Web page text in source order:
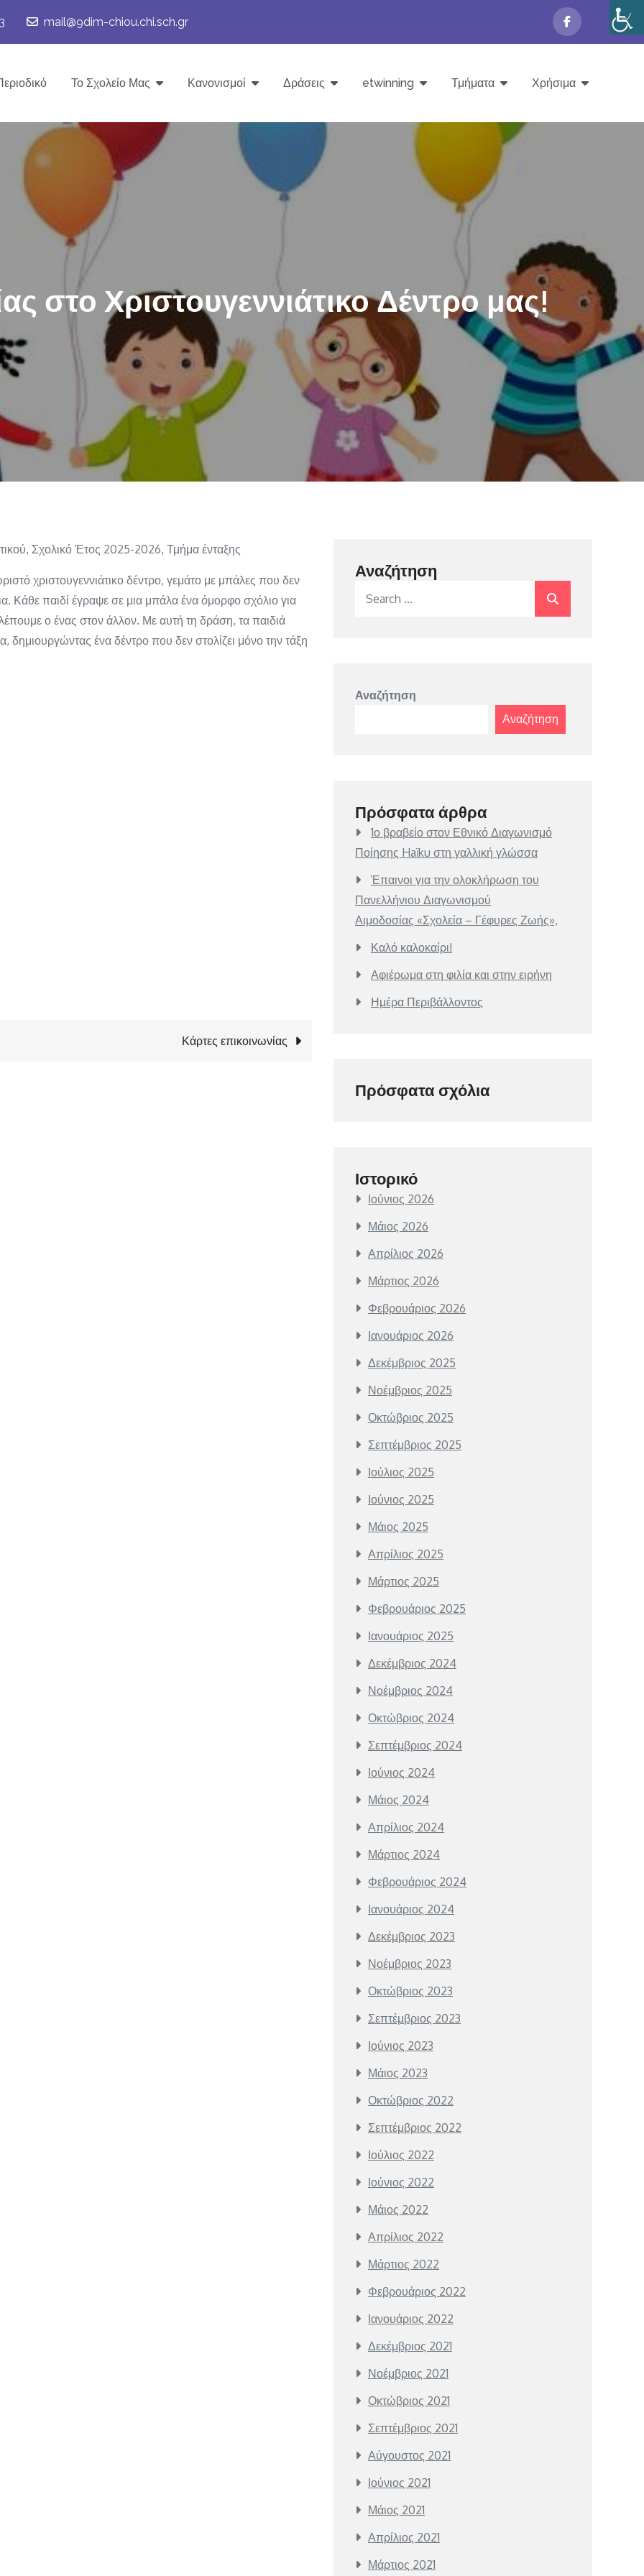
mail@9dim-chiou.chi.sch.gr
Το Σχολείο Μας Κανονισμοί Δράσεις etwinning Τμήματα Χρήσιμα
στο Χριστουγεννιάτικο Δέντρο μας!
, Σχολικό Έτος 2025-2026, Τμήμα ένταξης
χριστουγεννιάτικο δέντρο, γεμάτο με μπάλες που δεν
Κάθε παιδί έγραψε σε μια μπάλα ένα όμορφο σχόλιο για
ο ένας στον άλλον. Με αυτή τη δράση, τα παιδιά
δημιουργώντας ένα δέντρο που δεν στολίζει μόνο την τάξη
Κάρτες επικοινωνίας
Αναζήτηση
Αναζήτηση
Αναζήτηση
Πρόσφατα άρθρα
1ο βραβείο στον Εθνικό Διαγωνισμό
Ποίησης Haïku στη γαλλική γλώσσα
Έπαινοι για την ολοκλήρωση του
Πανελλήνιου Διαγωνισμού
Αιμοδοσίας «Σχολεία – Γέφυρες Ζωής»,
Καλό καλοκαίρι!
Αφιέρωμα στη φιλία και στην ειρήνη
Ημέρα Περιβάλλοντος
Πρόσφατα σχόλια
Ιστορικό
Ιούνιος 2026
Μάιος 2026
Απρίλιος 2026
Μάρτιος 2026
Φεβρουάριος 2026
Ιανουάριος 2026
Δεκέμβριος 2025
Νοέμβριος 2025
Οκτώβριος 2025
Σεπτέμβριος 2025
Ιούλιος 2025
Ιούνιος 2025
Μάιος 2025
Απρίλιος 2025
Μάρτιος 2025
Φεβρουάριος 2025
Ιανουάριος 2025
Δεκέμβριος 2024
Νοέμβριος 2024
Οκτώβριος 2024
Σεπτέμβριος 2024
Ιούνιος 2024
Μάιος 2024
Απρίλιος 2024
Μάρτιος 2024
Φεβρουάριος 2024
Ιανουάριος 2024
Δεκέμβριος 2023
Νοέμβριος 2023
Οκτώβριος 2023
Σεπτέμβριος 2023
Ιούνιος 2023
Μάιος 2023
Οκτώβριος 2022
Σεπτέμβριος 2022
Ιούλιος 2022
Ιούνιος 2022
Μάιος 2022
Απρίλιος 2022
Μάρτιος 2022
Φεβρουάριος 2022
Ιανουάριος 2022
Δεκέμβριος 2021
Νοέμβριος 2021
Οκτώβριος 2021
Σεπτέμβριος 2021
Αύγουστος 2021
Ιούνιος 2021
Μάιος 2021
Απρίλιος 2021
Μάρτιος 2021